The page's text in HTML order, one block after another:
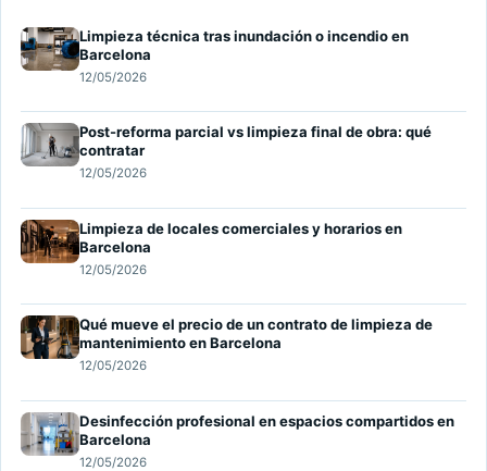
Limpieza técnica tras inundación o incendio en
Barcelona
12/05/2026
Post-reforma parcial vs limpieza final de obra: qué
contratar
12/05/2026
Limpieza de locales comerciales y horarios en
Barcelona
12/05/2026
Qué mueve el precio de un contrato de limpieza de
mantenimiento en Barcelona
12/05/2026
Desinfección profesional en espacios compartidos en
Barcelona
12/05/2026